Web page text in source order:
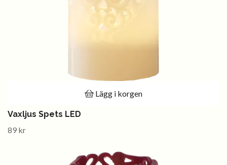
Lägg i korgen
Vaxljus Spets LED
89 kr